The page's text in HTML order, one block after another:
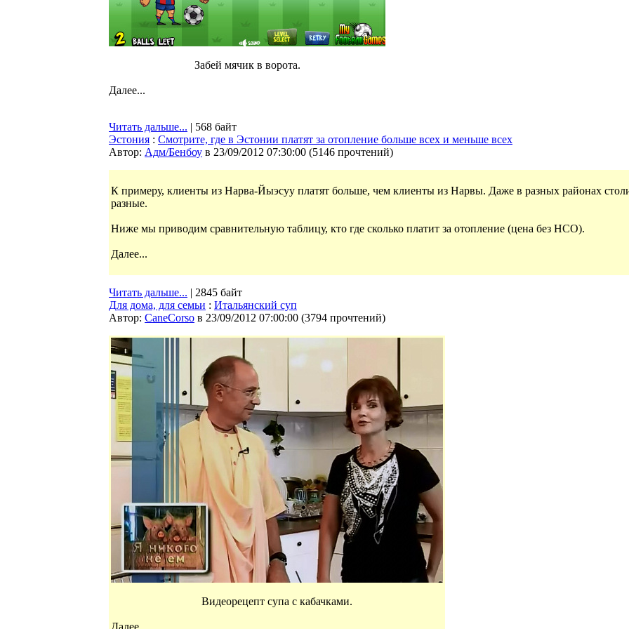
Забей мячик в ворота.
Далее...
Читать дальше... | 568 байт
Эстония : Смотрите, где в Эстонии платят за отопление больше всех и меньше всех
Автор: Адм/Бенбоу в 23/09/2012 07:30:00 (5146 прочтений)
К примеру, клиенты из Нарва-Йыэсуу платят больше, чем клиенты из Нарвы. Даже в разных районах
разные.
Ниже мы приводим сравнительную таблицу, кто где сколько платит за отопление (цена без НСО).
Далее...
Читать дальше... | 2845 байт
Для дома, для семьи : Итальянский суп
Автор: CaneCorso в 23/09/2012 07:00:00 (3794 прочтений)
Видеорецепт супа с кабачками.
Далее...